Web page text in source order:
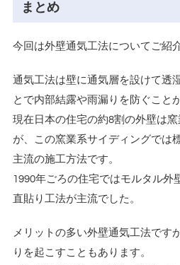
まとめ
今回は外壁通気工法についてご紹
通気工法は壁に通気層を設けて透
とで内部結露や雨漏りを防ぐこと
現在日本の住宅の約8割の外壁は
が、この窯業系サイディングでは
主流の施工方法です。
1990年ごろの住宅ではモルタル外
直貼り工法が主流でした。
メリットの多い外壁通気工法です
りを起こすこともあります。